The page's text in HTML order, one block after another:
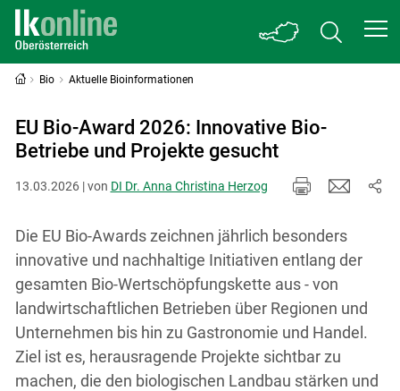
Bio Aktuelle Bioinformationen
EU Bio-Award 2026: Innovative Bio-
Betriebe und Projekte gesucht
13.03.2026 | von DI Dr. Anna Christina Herzog
Die EU Bio-Awards zeichnen jährlich besonders
innovative und nachhaltige Initiativen entlang der
gesamten Bio-Wertschöpfungskette aus - von
landwirtschaftlichen Betrieben über Regionen und
Unternehmen bis hin zu Gastronomie und Handel.
Ziel ist es, herausragende Projekte sichtbar zu
machen, die den biologischen Landbau stärken und